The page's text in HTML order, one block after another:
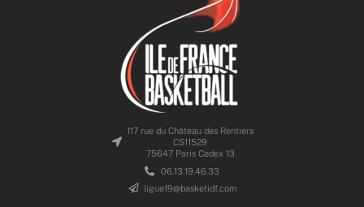
117 rue du Château des Rentiers
CS11529
75647 Paris Cedex 13
06.13.19.46.33
ligue19@basketidf.com